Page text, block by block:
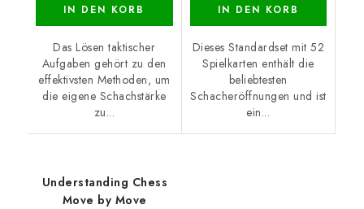
IN DEN KORB
Das Lösen taktischer
Aufgaben gehört zu den
effektivsten Methoden, um
die eigene Schachstärke
zu...
IN DEN KORB
Dieses Standardset mit 52
Spielkarten enthält die
beliebtesten
Schacheröffnungen und ist
ein...
Understanding Chess
Move by Move